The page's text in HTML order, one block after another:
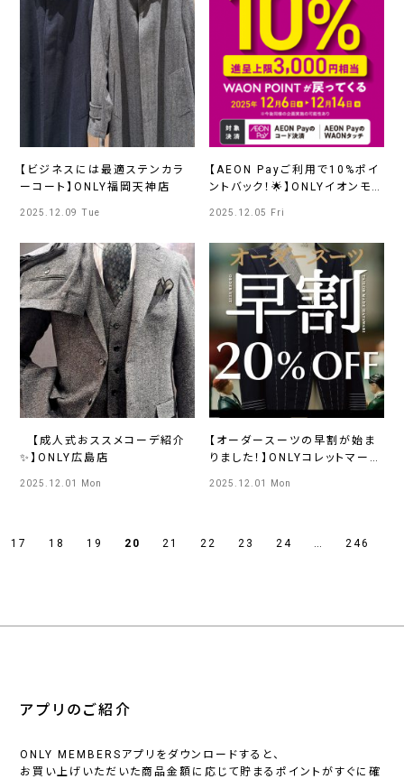
【ビジネスには最適ステンカラ
ーコート】ONLY福岡天神店
2025.12.09 Tue
【AEON Payご利⽤で10%ポイ
ントバック！🌟】ONLYイオンモ
2025.12.05 Fri
【成人式おススメコーデ紹介
✨】ONLY広島店
2025.12.01 Mon
【オーダースーツの早割が始ま
りました！】ONLYコレットマーレ
2025.12.01 Mon
17 18 19 20 21 22 23 24 … 246
アプリのご紹介
ONLY MEMBERSアプリをダウンロードすると、
お買い上げいただいた商品金額に応じて貯まるポイントがすぐに確